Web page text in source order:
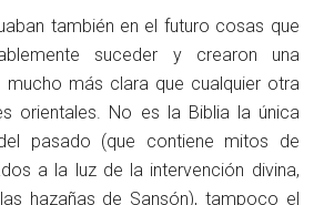
también en el futuro cosas que
suceder y crearon una
mucho más clara que cualquier otra
orientales. No es la Biblia la única
pasado (que contiene mitos de
a la luz de la intervención divina,
hazañas de Sansón), tampoco el